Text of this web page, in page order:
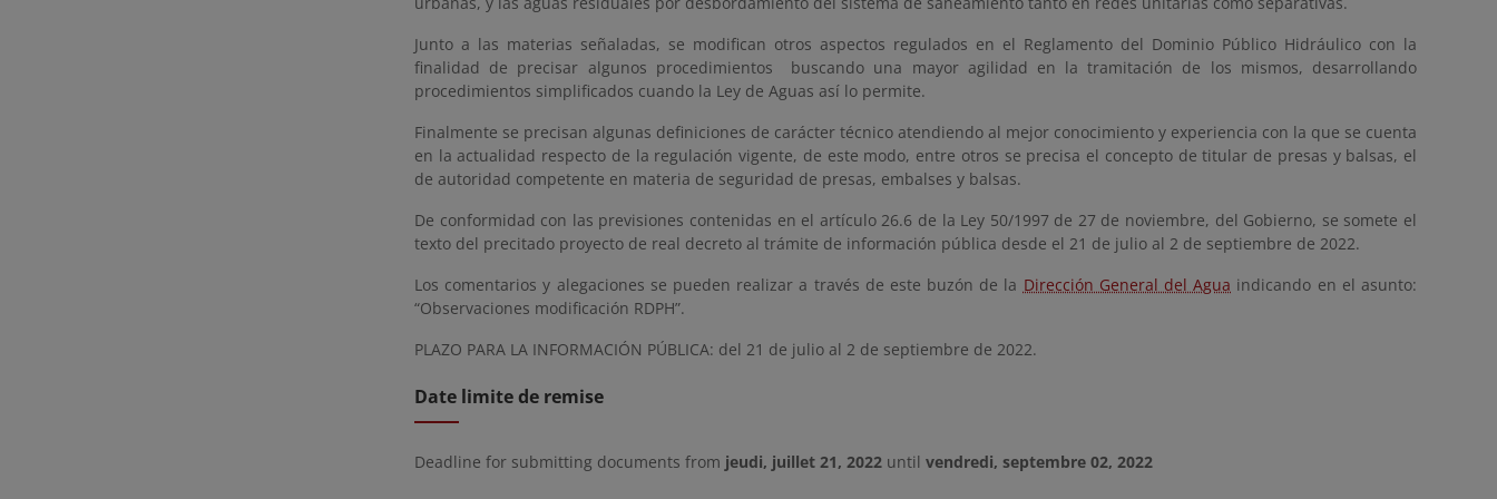
Junto a las materias señaladas, se modifican otros aspectos regulados en el Reglamento del Dominio Público Hidráulico con la
finalidad de precisar algunos procedimientos buscando una mayor agilidad en la tramitación de los mismos, desarrollando
procedimientos simplificados cuando la Ley de Aguas así lo permite.
Finalmente se precisan algunas definiciones de carácter técnico atendiendo al mejor conocimiento y experiencia con la que se cuenta
en la actualidad respecto de la regulación vigente, de este modo, entre otros se precisa el concepto de titular de presas y balsas, el
de autoridad competente en materia de seguridad de presas, embalses y balsas.
De conformidad con las previsiones contenidas en el artículo 26.6 de la Ley 50/1997 de 27 de noviembre, del Gobierno, se somete el
texto del precitado proyecto de real decreto al trámite de información pública desde el 21 de julio al 2 de septiembre de 2022.
Los comentarios y alegaciones se pueden realizar a través de este buzón de la Dirección General del Agua indicando en el asunto:
“Observaciones modificación RDPH”.
PLAZO PARA LA INFORMACIÓN PÚBLICA: del 21 de julio al 2 de septiembre de 2022.
Date limite de remise
Deadline for submitting documents from jeudi, juillet 21, 2022 until vendredi, septembre 02, 2022